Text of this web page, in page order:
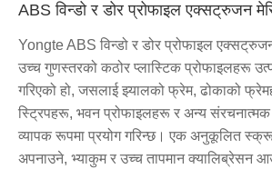
ABS विन्डो र डोर प्रोफाइल एक्सट्रुजन
Yongte ABS विन्डो र डोर प्रोफाइल
उच्च गुणस्तरको कठोर प्लास्टिक प्रोफाइलहरू
गरिएको हो, जसलाई झ्यालको फ्रेम, ढोकाको
स्ट्रिपहरू, भवन प्रोफाइलहरू र अन्य
व्यापक रूपमा प्रयोग गरिन्छ। एक अनुकूलित स्क्रू
अपनाउने, भ्याकुम र उच्च तापमान क्यालिब्रेसन